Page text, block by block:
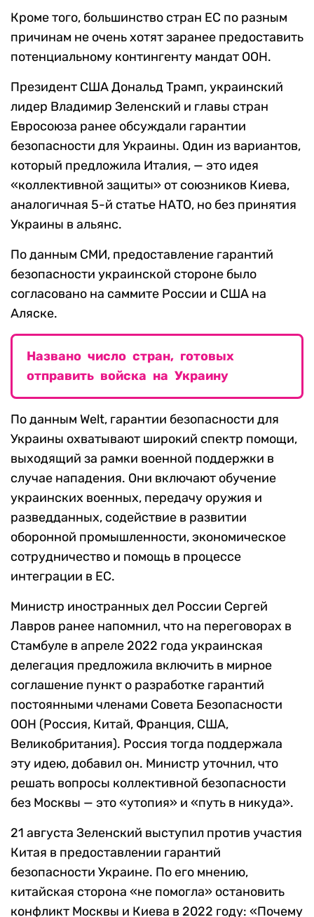
Кроме того, большинство стран ЕС по разным
причинам не очень хотят заранее предоставить
потенциальному контингенту мандат ООН.
Президент США Дональд Трамп, украинский
лидер Владимир Зеленский и главы стран
Евросоюза ранее обсуждали гарантии
безопасности для Украины. Один из вариантов,
который предложила Италия, — это идея
«коллективной защиты» от союзников Киева,
аналогичная 5-й статье НАТО, но без принятия
Украины в альянс.
По данным СМИ, предоставление гарантий
безопасности украинской стороне было
согласовано на саммите России и США на
Аляске.
Названо число стран, готовых
отправить войска на Украину
По данным Welt, гарантии безопасности для
Украины охватывают широкий спектр помощи,
выходящий за рамки военной поддержки в
случае нападения. Они включают обучение
украинских военных, передачу оружия и
разведданных, содействие в развитии
оборонной промышленности, экономическое
сотрудничество и помощь в процессе
интеграции в ЕС.
Министр иностранных дел России Сергей
Лавров ранее напомнил, что на переговорах в
Стамбуле в апреле 2022 года украинская
делегация предложила включить в мирное
соглашение пункт о разработке гарантий
постоянными членами Совета Безопасности
ООН (Россия, Китай, Франция, США,
Великобритания). Россия тогда поддержала
эту идею, добавил он. Министр уточнил, что
решать вопросы коллективной безопасности
без Москвы — это «утопия» и «путь в никуда».
21 августа Зеленский выступил против участия
Китая в предоставлении гарантий
безопасности Украине. По его мнению,
китайская сторона «не помогла» остановить
конфликт Москвы и Киева в 2022 году: «Почему